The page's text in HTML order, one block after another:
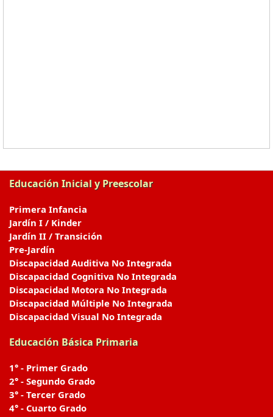
Educación Inicial y Preescolar
Primera Infancia
Jardín I / Kinder
Jardín II / Transición
Pre-Jardín
Discapacidad Auditiva No Integrada
Discapacidad Cognitiva No Integrada
Discapacidad Motora No Integrada
Discapacidad Múltiple No Integrada
Discapacidad Visual No Integrada
Educación Básica Primaria
1° - Primer Grado
2° - Segundo Grado
3° - Tercer Grado
4° - Cuarto Grado